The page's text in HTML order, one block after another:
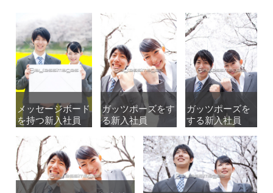
メッセージボード
を持つ新入社員
メッセージボード
を持つ新入社員
ガッツポーズをす
る新入社員
ガッツポーズをす
る新入社員
ガッツポーズを
する新入社員
ガッツポーズを
する新入社員